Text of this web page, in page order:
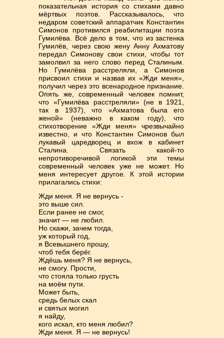
показательная история со стихами давно
мёртвых поэтов. Рассказывалось, что
недаром советский аппаратчик Константин
Симонов противился реабилитации поэта
Гумилёва. Всё дело в том, что из застенка
Гумилёв, через свою жену Анну Ахматову
передал Симонову свои стихи, чтобы тот
замолвил за него слово перед Сталиным.
Но Гумилёва расстреляли, а Симонов
присвоил стихи и назвав их «Жди меня»,
получил через это всенародное признание.
Опять же, современный человек помнит,
что «Гумилёва расстреляли» (не в 1921,
так в 1937), что «Ахматова была его
женой» (неважно в каком году), что
стихотворение «Жди меня» чрезвычайно
известно, и что Константин Симонов был
лукавый царедворец и вхож в кабинет
Сталина. Связать какой-то
непротиворечивой логикой эти темы
современный человек уже не может. Но
меня интересует другое. К этой истории
прилагались стихи:
Жди меня. Я не вернусь -
это выше сил.
Если ранее не смог,
значит — не любил.
Но скажи, зачем тогда,
уж который год,
я Всевышнего прошу,
чтоб тебя берёг.
Ждёшь меня? Я не вернусь,
не смогу. Прости,
что стояла только грусть
на моём пути.
Может быть,
средь белых скал
и святых могил
я найду,
кого искал, кто меня любил?
Жди меня. Я — не вернусь!